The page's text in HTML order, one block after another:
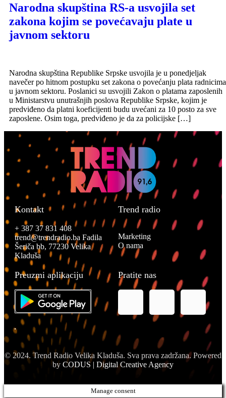
Narodna skupština RS-a usvojila set
zakona kojim se povećavaju plate u
javnom sektoru
Narodna skupština Republike Srpske usvojila je u ponedjeljak
navečer po hitnom postupku set zakona o povećanju plata radnicima
u javnom sektoru. Poslanici su usvojili Zakon o platama zaposlenih
u Ministarstvu unutrašnjih poslova Republike Srpske, kojim je
predviđeno da platni koeficijenti budu uvećani za 10 posto za sve
zaposlene. Osim toga, predviđeno je da za policijske […]
Kontakt
+ 387 37 831 408
trend@trendradio.ba Fadila
Šeriča bb, 77230 Velika
Kladuša
Trend radio
Marketing
O nama
Preuzmi aplikaciju Pratite nas
© 2024. Trend Radio Velika Kladuša. Sva prava zadržana. Powered
by CODUS | Digital Creative Agency
Manage consent